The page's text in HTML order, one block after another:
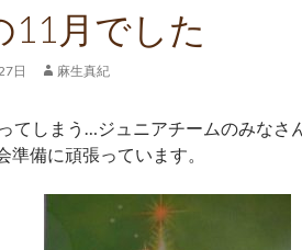
11月でした
日 麻生真紀
てしまう…ジュニアチームのみなさ
準備に頑張っています。